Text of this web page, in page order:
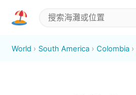
World South America Colombia